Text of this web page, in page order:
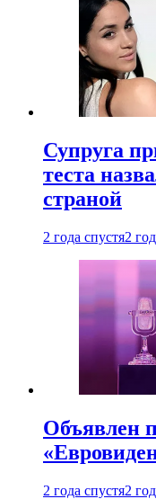
Супруга
теста
страной
2 года спустя2
Объявлен
2 года спустя2